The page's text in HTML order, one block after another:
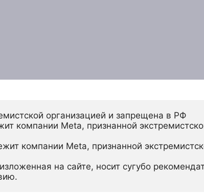
организацией и запрещена в РФ
компании Meta, признанной
компании Meta, признанной
на сайте, носит сугубо